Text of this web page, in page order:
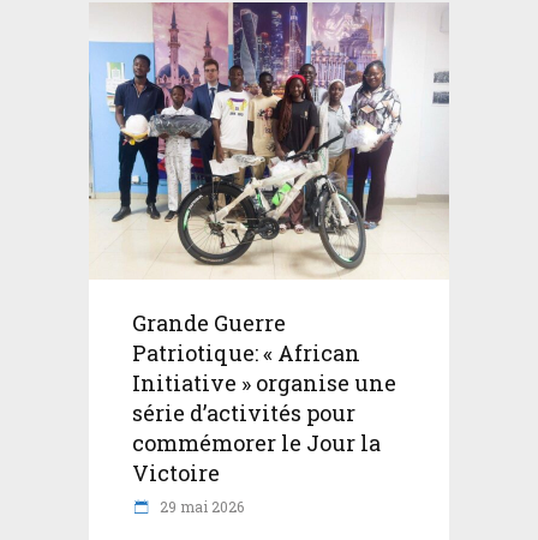
Grande Guerre
Patriotique: « African
Initiative » organise une
série d’activités pour
commémorer le Jour la
Victoire
29 mai 2026